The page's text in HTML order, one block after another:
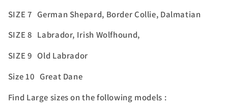
o
l
e
c
c
SIZE 7 German Shepard, Border Collie, Dalmatian
SIZE 8 Labrador, Irish Wolfhound,
SIZE 9 Old Labrador
Size 10 Great Dane
Find Large sizes on the following models :